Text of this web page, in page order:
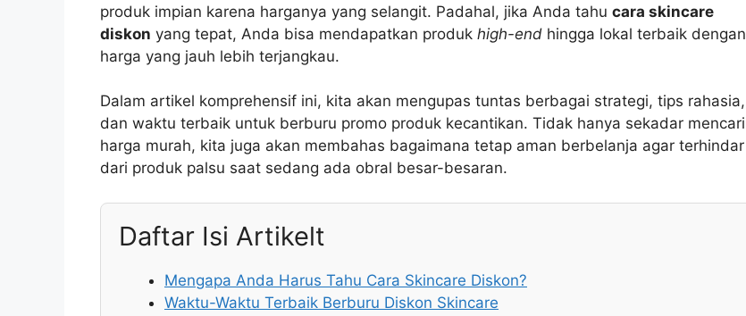
produk impian karena harganya yang selangit. Padahal, jika Anda tahu cara skincare
diskon yang tepat, Anda bisa mendapatkan produk high-end hingga lokal terbaik dengan
harga yang jauh lebih terjangkau.
Dalam artikel komprehensif ini, kita akan mengupas tuntas berbagai strategi, tips rahasia,
dan waktu terbaik untuk berburu promo produk kecantikan. Tidak hanya sekadar mencari
harga murah, kita juga akan membahas bagaimana tetap aman berbelanja agar terhindar
dari produk palsu saat sedang ada obral besar-besaran.
Daftar Isi Artikelt
Mengapa Anda Harus Tahu Cara Skincare Diskon?
Waktu-Waktu Terbaik Berburu Diskon Skincare